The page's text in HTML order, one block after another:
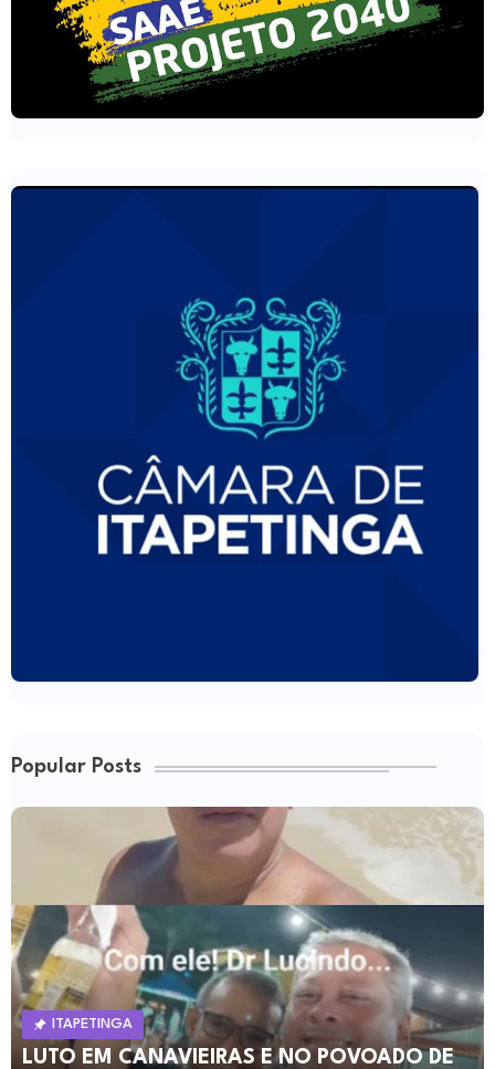
Popular Posts
ITAPETINGA
LUTO EM CANAVIEIRAS E NO POVOADO DE